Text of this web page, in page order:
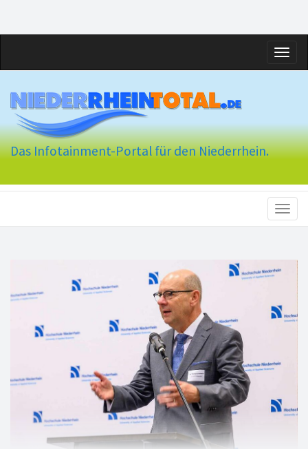
Das Infotainment-Portal für den Niederrhein.